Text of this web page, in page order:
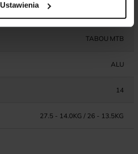
Ustawienia
TABOU MTB
ALU
14
27.5 - 14.0KG / 26 - 13.5KG